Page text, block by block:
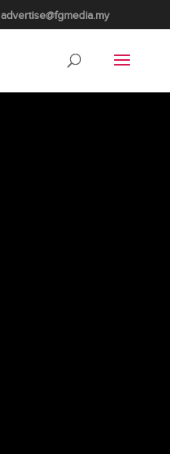
advertise@fgmedia.my